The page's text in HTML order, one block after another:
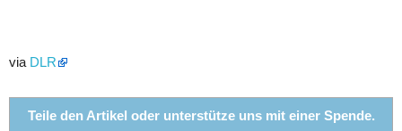
via DLR
Teile den Artikel oder unterstütze uns mit einer Spende.